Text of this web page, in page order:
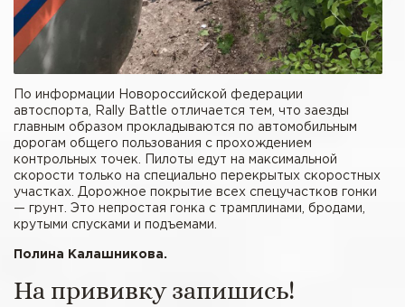
По информации Новороссийской федерации
автоспорта, Rally Battle отличается тем, что заезды
главным образом прокладываются по автомобильным
дорогам общего пользования с прохождением
контрольных точек. Пилоты едут на максимальной
скорости только на специально перекрытых скоростных
участках. Дорожное покрытие всех спецучастков гонки
— грунт. Это непростая гонка с трамплинами, бродами,
крутыми спусками и подъемами.
Полина Калашникова.
На прививку запишись!